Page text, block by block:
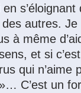
autres. Je
à même
et si
qui n’aime
C’est un